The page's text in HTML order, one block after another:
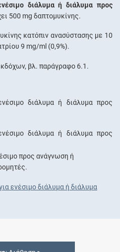
διάλυμα ή διάλυμα προς
500 mg δαπτομυκίνης.
κατόπιν ανασύστασης με 10
9 mg/ml (0,9%).
βλ. παράγραφο 6.1.
διάλυμα ή διάλυμα προς
διάλυμα ή διάλυμα προς
προς ανάγνωση ή
ενέσιμο διάλυμα ή διάλυμα